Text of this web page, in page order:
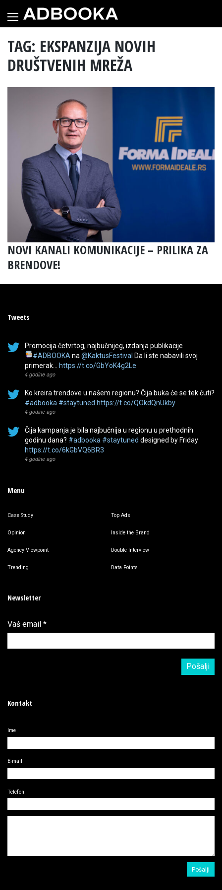
content
TAG: EKSPANZIJA NOVIH
DRUŠTVENIH MREŽA
NOVI KANALI KOMUNIKACIJE – PRILIKA ZA
BRENDOVE!
Tweets
Promocija četvrtog, najbučnijeg, izdanja publikacije
#ADBOOKA na @KaktusFestival Da li ste nabavili svoj
primerak…
https://t.co/GbYoK4g2Le
4 godine ago
Ko kreira trendove u našem regionu? Čija buka će se tek čuti?
#adbooka #staytuned https://t.co/QOkdQnUkby
4 godine ago
Čija kampanja je bila najbučnija u regionu u prethodnih
godinu dana? #adbooka #staytuned designed by Friday
https://t.co/6kGbVQ6BR3
4 godine ago
Menu
Case Study Top Ads
Opinion Inside the Brand
Agency Viewpoint Double Interview
Trending Data Points
Newsletter
Vaš email *
Kontakt
Ime
E-mail
Telefon